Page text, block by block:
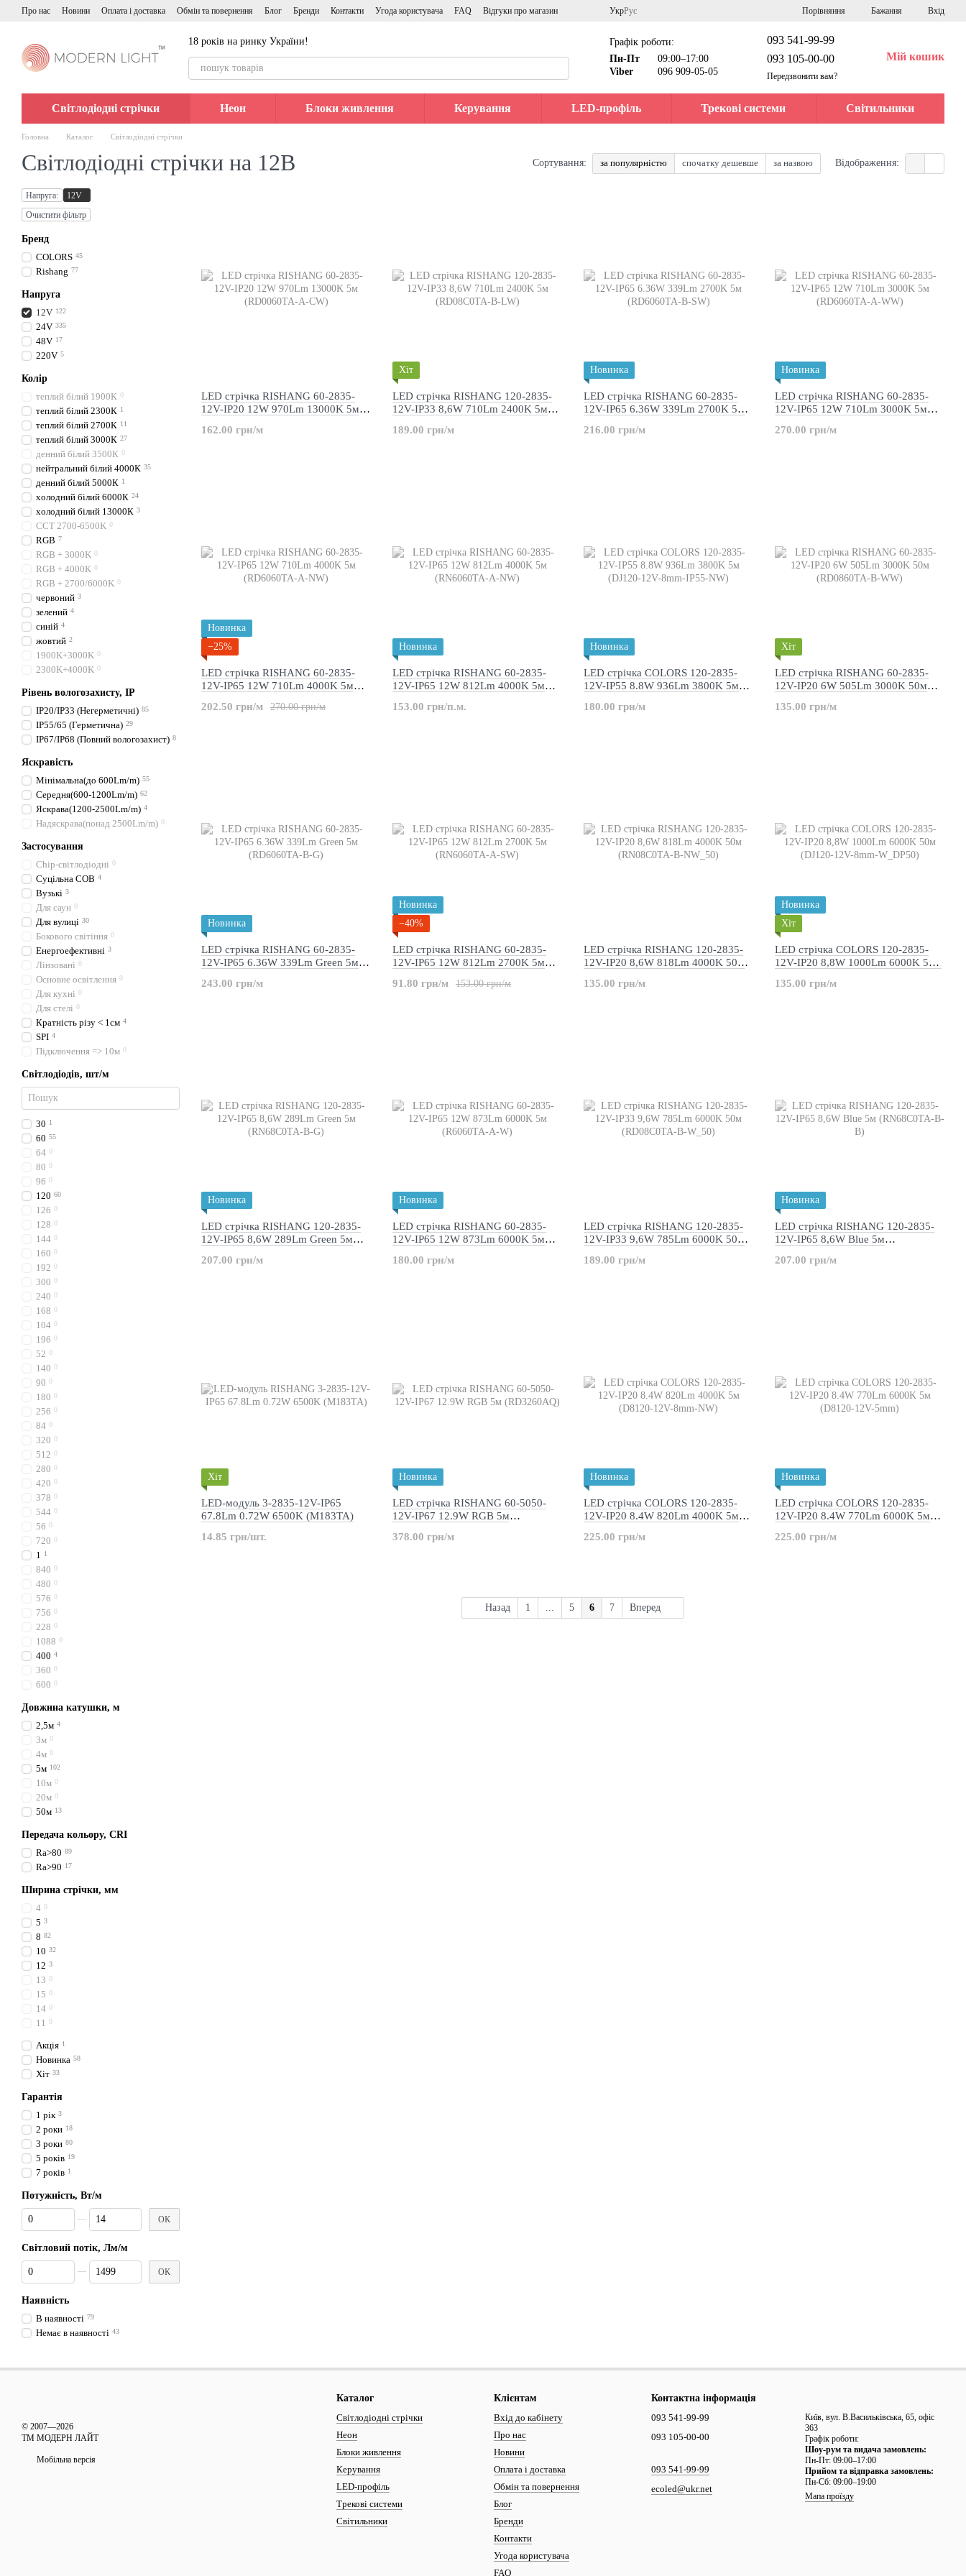
Перейти до основного контенту
Про нас Новини Оплата і доставка Обмін та повернення Блог Бренди Контакти Угода користувача FAQ Відгуки про магазин УкрРус Порівняння Бажання Вхід
18 років на ринку України!
Графік роботи:
Пн-Пт
09:00–17:00
Viber
096 909-05-05
093 541-99-99
093 105-00-00
Передзвонити вам?
Мій кошик
Світлодіодні стрічки Неон Блоки живлення Керування LED-профіль Трекові системи Світильники
Головна Каталог Світлодіодні стрічки
Світлодіодні стрічки на 12В Сортування: за популярністю спочатку дешевше за назвою Відображення:
LED стрічка RISHANG 60-2835-
12V-IP20 12W 970Lm 13000K 5м
162.00 грн/м
Хіт
LED стрічка RISHANG 120-2835-
12V-IP33 8,6W 710Lm 2400K 5м
189.00 грн/м
Новинка
LED стрічка RISHANG 60-2835-
12V-IP65 6.36W 339Lm 2700K 5м
216.00 грн/м
Новинка
LED стрічка RISHANG 60-2835-
12V-IP65 12W 710Lm 3000K 5м
270.00 грн/м
Новинка
−25%
LED стрічка RISHANG 60-2835-
12V-IP65 12W 710Lm 4000K 5м
270.00 грн/м
202.50 грн/м
Новинка
LED стрічка RISHANG 60-2835-
12V-IP65 12W 812Lm 4000K 5м
153.00 грн/п.м.
Новинка
LED стрічка COLORS 120-2835-
12V-IP55 8.8W 936Lm 3800K 5м
180.00 грн/м
Хіт
LED стрічка RISHANG 60-2835-
12V-IP20 6W 505Lm 3000K 50м
135.00 грн/м
Новинка
LED стрічка RISHANG 60-2835-
12V-IP65 6.36W 339Lm Green 5м
243.00 грн/м
Новинка
−40%
LED стрічка RISHANG 60-2835-
12V-IP65 12W 812Lm 2700K 5м
153.00 грн/м
91.80 грн/м
LED стрічка RISHANG 120-2835-
12V-IP20 8,6W 818Lm 4000K 50м
135.00 грн/м
Новинка
Хіт
LED стрічка COLORS 120-2835-
12V-IP20 8,8W 1000Lm 6000K 50м
135.00 грн/м
Новинка
LED стрічка RISHANG 120-2835-
12V-IP65 8,6W 289Lm Green 5м
207.00 грн/м
Новинка
LED стрічка RISHANG 60-2835-
12V-IP65 12W 873Lm 6000K 5м
180.00 грн/м
LED стрічка RISHANG 120-2835-
12V-IP33 9,6W 785Lm 6000K 50м
189.00 грн/м
Новинка
LED стрічка RISHANG 120-2835-
12V-IP65 8,6W Blue 5м
207.00 грн/м
Хіт
LED-модуль 3-2835-12V-IP65
67.8Lm 0.72W 6500K (M183TA)
14.85 грн/шт.
Новинка
LED стрічка RISHANG 60-5050-
12V-IP67 12.9W RGB 5м
378.00 грн/м
Новинка
LED стрічка COLORS 120-2835-
12V-IP20 8.4W 820Lm 4000K 5м
225.00 грн/м
Новинка
LED стрічка COLORS 120-2835-
12V-IP20 8.4W 770Lm 6000K 5м
225.00 грн/м
Назад 1 ... 5 6 7 Вперед
Напруга:
12V
Очистити фільтр
Бренд
COLORS 45
Rishang 77
Напруга
12V 122
24V 335
48V 17
220V 5
Колір
теплий білий 1900К 0
теплий білий 2300К 1
теплий білий 2700К 11
теплий білий 3000К 27
денний білий 3500К 0
нейтральний білий 4000К 35
денний білий 5000К 1
холодний білий 6000К 24
холодний білий 13000К 3
CCT 2700-6500K 0
RGB 7
RGB + 3000K 0
RGB + 4000К 0
RGB + 2700/6000K 0
червоний 3
зелений 4
синій 4
жовтий 2
1900K+3000K 0
2300K+4000K 0
Рівень вологозахисту, IP
IP20/IP33 (Негерметичні) 85
IP55/65 (Герметична) 29
IP67/IP68 (Повний вологозахист) 8
Яскравість
Мінімальна(до 600Lm/m) 55
Середня(600-1200Lm/m) 62
Яскрава(1200-2500Lm/m) 4
Надяскрава(понад 2500Lm/m) 0
Застосування
Chip-світлодіодні 0
Суцільна COB 4
Вузькі 3
Для саун 0
Для вулиці 30
Бокового світіння 0
Енергоефективні 3
Лінзовані 0
Основне освітлення 0
Для кухні 0
Для стелі 0
Кратність різу < 1см 4
SPI 4
Підключення => 10м 0
Світлодіодів, шт/м
30 1
60 55
64 0
80 0
96 0
120 60
126 0
128 0
144 0
160 0
192 0
300 0
240 0
168 0
104 0
196 0
52 0
140 0
90 0
180 0
256 0
84 0
320 0
512 0
280 0
420 0
378 0
544 0
56 0
720 0
1 1
840 0
480 0
576 0
756 0
228 0
1088 0
400 4
360 0
600 0
Довжина катушки, м
2,5м 4
3м 0
4м 0
5м 102
10м 0
20м 0
50м 13
Передача кольору, CRI
Ra>80 89
Ra>90 17
Ширина стрічки, мм
4 0
5 3
8 82
10 32
12 3
13 0
15 0
14 0
11 0
Акція 1
Новинка 58
Хіт 33
Гарантія
1 рік 3
2 роки 18
3 роки 80
5 років 19
7 років 1
Потужність, Вт/м
Від Потужність, Вт/м
До Потужність, Вт/м
ОК
Світловий потік, Лм/м
Від Світловий потік, Лм/м
До Світловий потік, Лм/м
ОК
Наявність
В наявності 79
Немає в наявності 43
© 2007—2026
ТМ МОДЕРН ЛАЙТ
Мобільна версія
Каталог
Світлодіодні стрічки
Неон
Блоки живлення
Керування
LED-профіль
Трекові системи
Світильники
Клієнтам
Вхід до кабінету
Про нас
Новини
Оплата і доставка
Обмін та повернення
Блог
Бренди
Контакти
Угода користувача
FAQ
Контактна інформація
093 541-99-99
093 105-00-00
093 541-99-99
ecoled@ukr.net
Київ, вул. В.Васильківська, 65, офіс
363
Графік роботи:
Шоу-рум та видача замовлень:
Пн-Пт: 09:00–17:00
Прийом та відправка замовлень:
Пн-Сб: 09:00–19:00
Мапа проїзду